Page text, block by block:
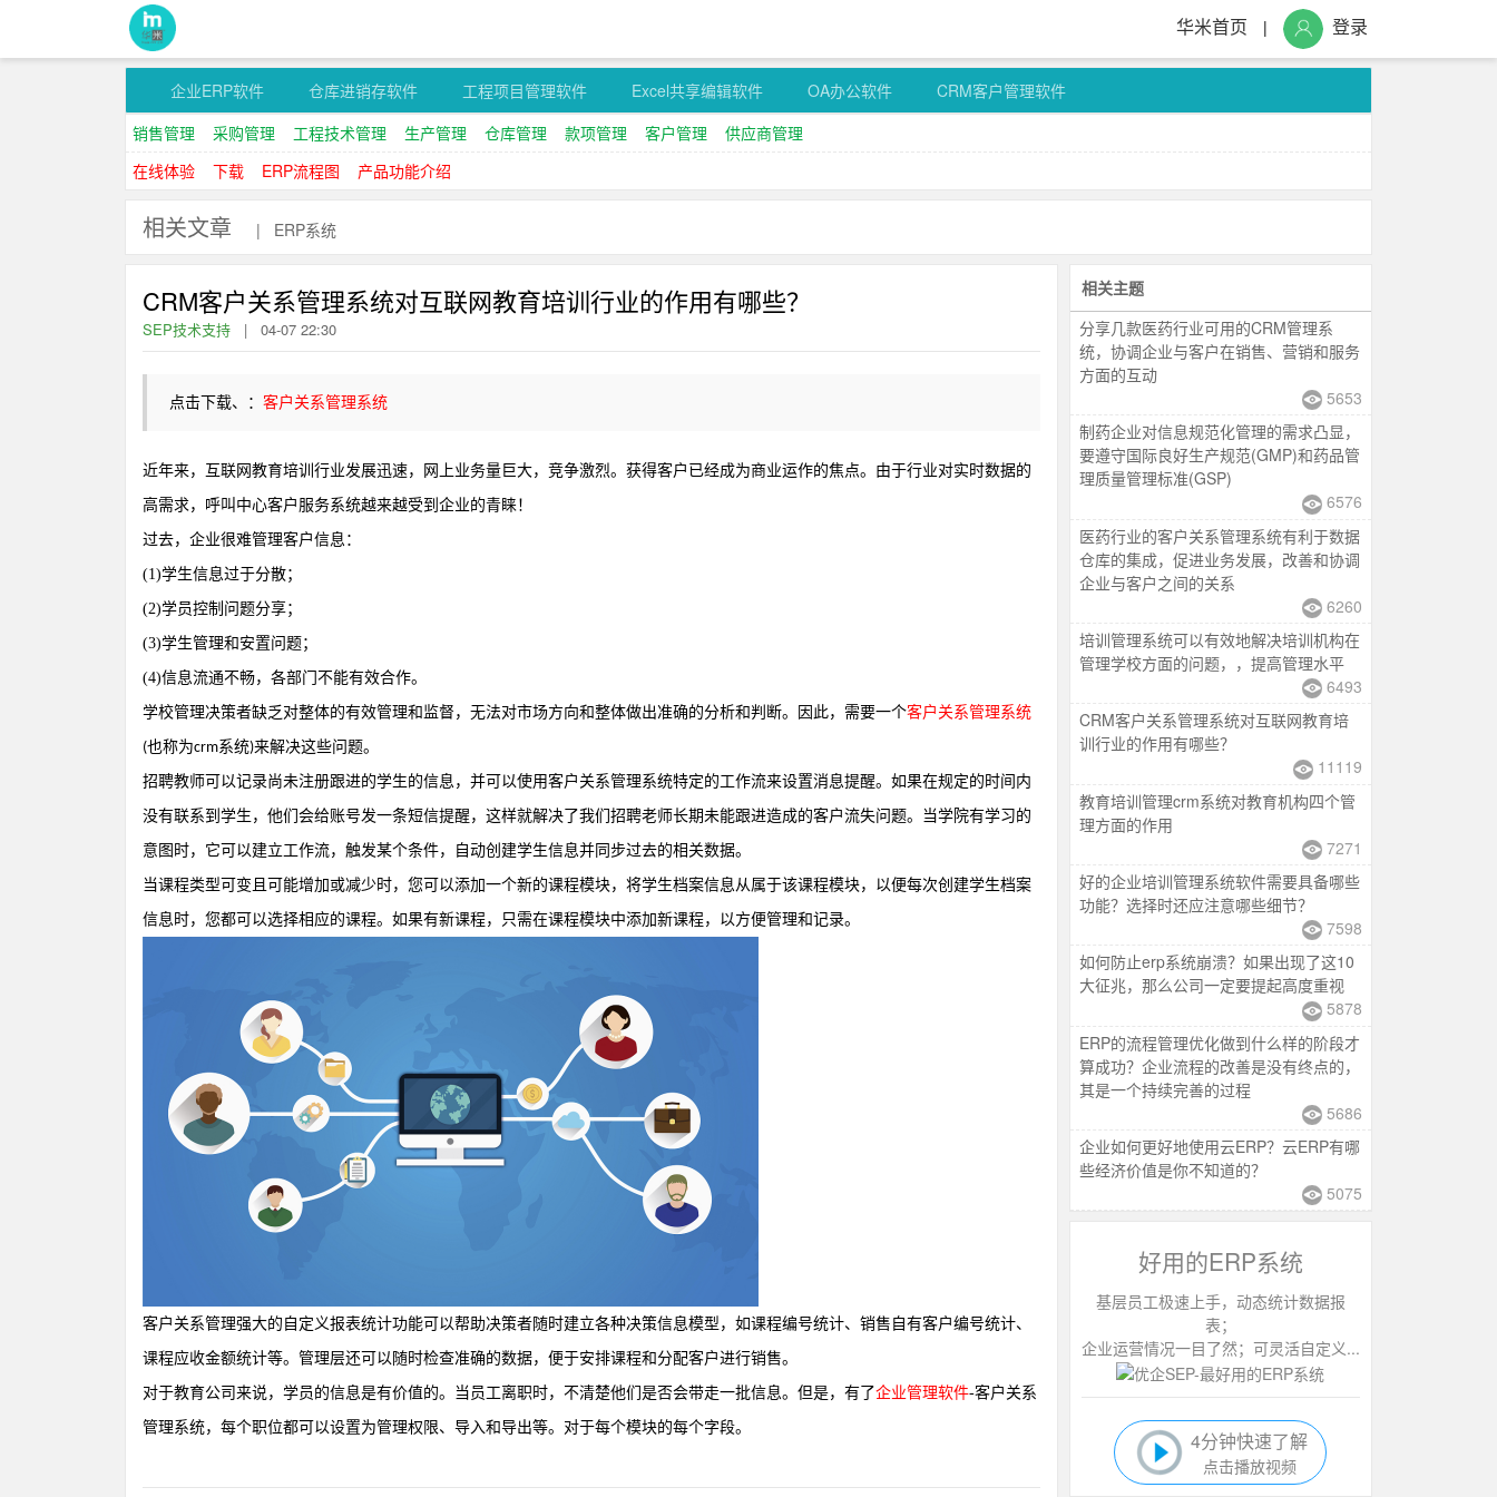
华米首页 | 登录
企业ERP软件 仓库进销存软件 工程项目管理软件 Excel共享编辑软件 OA办公软件
CRM客户管理软件
销售管理
采购管理 工程技术管理 生产管理 仓库管理 款项管理 客户管理
供应商管理
在线体验
下载 ERP流程图 产品功能介绍
相关文章 | ERP系统
CRM客户关系管理系统对互联网教育培训行业的作用有哪些？
SEP技术支持 | 04-07 22:30
点击下载、： 客户关系管理系统
近年来，互联网教育培训行业发展迅速，网上业务量巨大，竞争激烈。获得客户已经成为商业运作的焦点。由于行业对实时数据的
高需求，呼叫中心客户服务系统越来越受到企业的青睐！
过去，企业很难管理客户信息：
(1)学生信息过于分散；
(2)学员控制问题分享；
(3)学生管理和安置问题；
(4)信息流通不畅，各部门不能有效合作。
学校管理决策者缺乏对整体的有效管理和监督，无法对市场方向和整体做出准确的分析和判断。因此，需要一个客户关系管理系统
(也称为crm系统)来解决这些问题。
招聘教师可以记录尚未注册跟进的学生的信息，并可以使用客户关系管理系统特定的工作流来设置消息提醒。如果在规定的时间内
没有联系到学生，他们会给账号发一条短信提醒，这样就解决了我们招聘老师长期未能跟进造成的客户流失问题。当学院有学习的
意图时，它可以建立工作流，触发某个条件，自动创建学生信息并同步过去的相关数据。
当课程类型可变且可能增加或减少时，您可以添加一个新的课程模块，将学生档案信息从属于该课程模块，以便每次创建学生档案
信息时，您都可以选择相应的课程。如果有新课程，只需在课程模块中添加新课程，以方便管理和记录。
客户关系管理强大的自定义报表统计功能可以帮助决策者随时建立各种决策信息模型，如课程编号统计、销售自有客户编号统计、
课程应收金额统计等。管理层还可以随时检查准确的数据，便于安排课程和分配客户进行销售。
对于教育公司来说，学员的信息是有价值的。当员工离职时，不清楚他们是否会带走一批信息。但是，有了企业管理软件-客户关系
管理系统，每个职位都可以设置为管理权限、导入和导出等。对于每个模块的每个字段。
相关主题
分享几款医药行业可用的CRM管理系
统，协调企业与客户在销售、营销和服务
方面的互动
5653
制药企业对信息规范化管理的需求凸显，
要遵守国际良好生产规范(GMP)和药品管
理质量管理标准(GSP)
6576
医药行业的客户关系管理系统有利于数据
仓库的集成，促进业务发展，改善和协调
企业与客户之间的关系
6260
培训管理系统可以有效地解决培训机构在
管理学校方面的问题，，提高管理水平
6493
CRM客户关系管理系统对互联网教育培
训行业的作用有哪些？
11119
教育培训管理crm系统对教育机构四个管
理方面的作用
7271
好的企业培训管理系统软件需要具备哪些
功能？选择时还应注意哪些细节？
7598
如何防止erp系统崩溃？如果出现了这10
大征兆，那么公司一定要提起高度重视
5878
ERP的流程管理优化做到什么样的阶段才
算成功？企业流程的改善是没有终点的，
其是一个持续完善的过程
5686
企业如何更好地使用云ERP？云ERP有哪
些经济价值是你不知道的？
5075
好用的ERP系统
基层员工极速上手，动态统计数据报
表；
企业运营情况一目了然；可灵活自定义...
4分钟快速了解
点击播放视频